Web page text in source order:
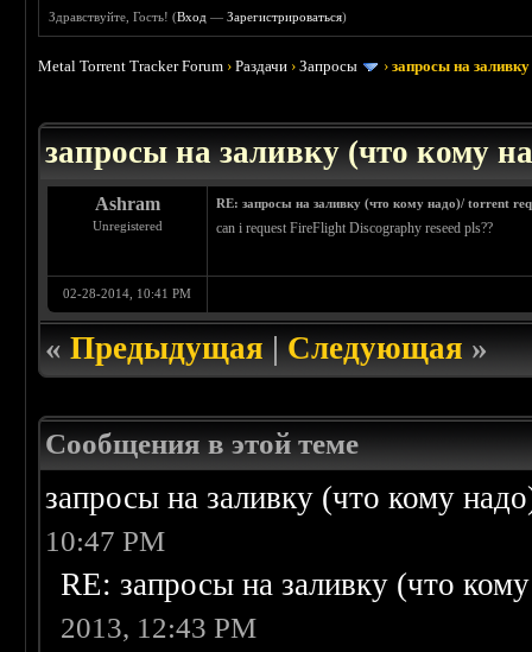
Здравствуйте, Гость! (Вход —Зарегистрироваться)
Metal Torrent Tracker Forum ›Раздачи ›Запросы ›запросы на
запросы на заливку (что кому
Ashram
Unregistered
RE: запросы на заливку (что кому надо)/ torrent
can i request FireFlight Discography reseed pls??
02-28-2014, 10:41 PM
«Предыдущая|Следующая»
Сообщения в этой теме
запросы на заливку (что кому
10:47 PM
RE: запросы на заливку (что
2013, 12:43 PM